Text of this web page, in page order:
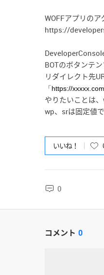
WOFFアプリのア
https://
BOTのボタンテ
リダイレクト先
「https://
やりたいことは
wp、srは固定値
いいね！
0
コメント 0